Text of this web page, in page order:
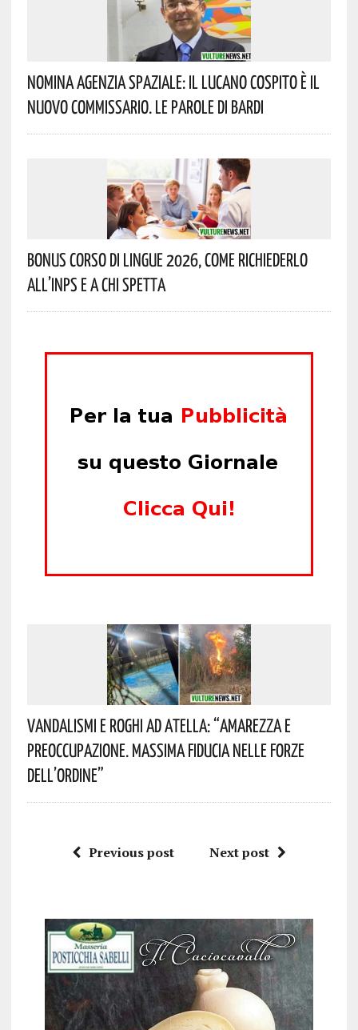
Nomina Agenzia Spaziale: Il Lucano Cospito È Il
Nuovo Commissario. Le Parole Di Bardi
Bonus Corso Di Lingue 2026, Come Richiederlo
All’INPS E A Chi Spetta
Vandalismi E Roghi Ad Atella: “Amarezza E
Preoccupazione. Massima Fiducia Nelle Forze
Dell’Ordine”
Previous post Next post